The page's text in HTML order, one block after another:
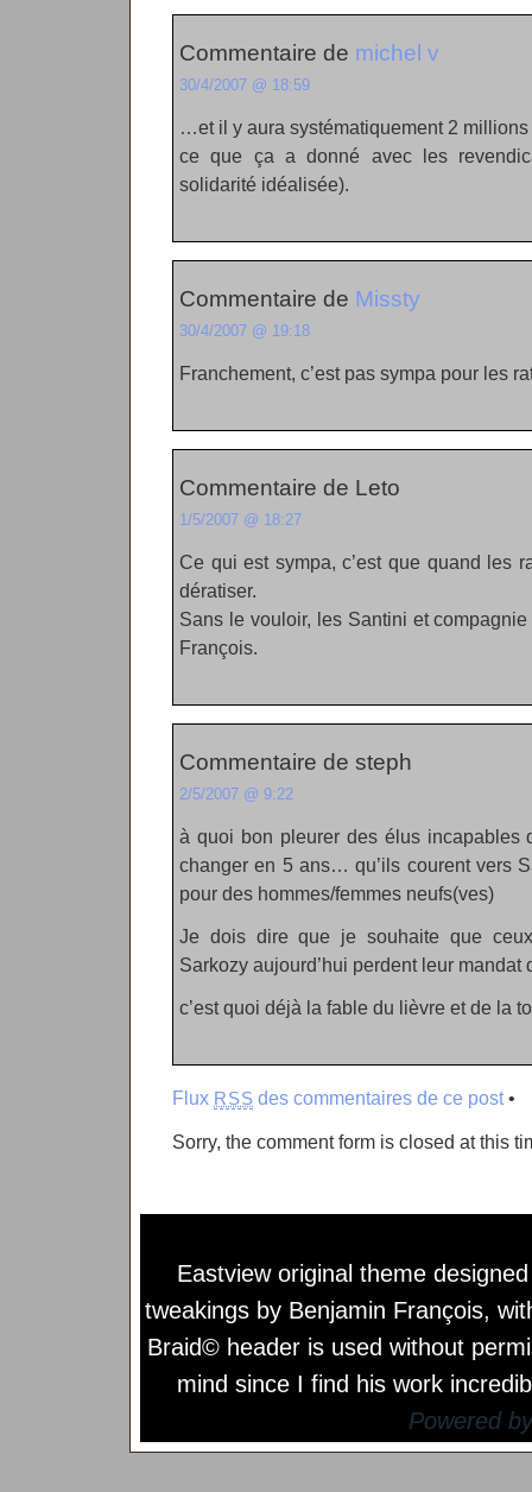
Commentaire de michel v
30/4/2007 @ 18:59
…et il y aura systématiquement 2
ce que ça a donné avec les
solidarité idéalisée).
Commentaire de Missty
30/4/2007 @ 19:18
Franchement, c’est pas sympa pour les
Commentaire de Leto
1/5/2007 @ 18:27
Ce qui est sympa, c’est que quand les
dératiser.
Sans le vouloir, les Santini et
François.
Commentaire de steph
2/5/2007 @ 9:22
à quoi bon pleurer des élus incapables
changer en 5 ans… qu’ils courent vers
pour des hommes/femmes neufs(ves)
Je dois dire que je souhaite que
Sarkozy aujourd’hui perdent leur
c’est quoi déjà la fable du lièvre et de la
Flux RSS des commentaires de ce post•
Sorry, the comment form is closed at this
Eastview original theme
tweakings by Benjamin François,
Braid© header is used without
mind since I find his work
Powered